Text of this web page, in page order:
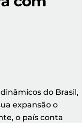
do Brasil,
expansão o
o país conta